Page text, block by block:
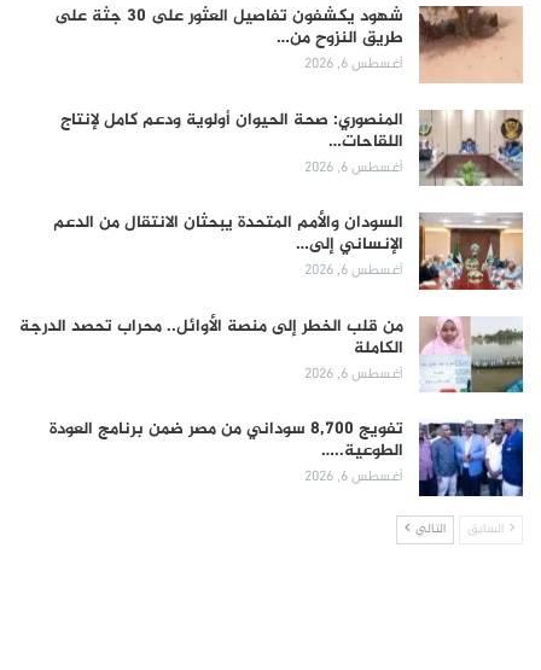
شهود يكشفون تفاصيل العثور على 30 جثة على
طريق النزوح من…
أغسطس 6, 2026
المنصوري: صحة الحيوان أولوية ودعم كامل لإنتاج
اللقاحات…
أغسطس 6, 2026
السودان والأمم المتحدة يبحثان الانتقال من الدعم
الإنساني إلى…
أغسطس 6, 2026
من قلب الخطر إلى منصة الأوائل.. محراب تحصد الدرجة
الكاملة
أغسطس 6, 2026
تفويج 8,700 سوداني من مصر ضمن برنامج العودة
الطوعية..…
أغسطس 6, 2026
السابق التالي